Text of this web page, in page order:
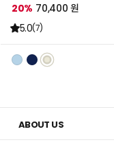
70,400 원
20%
5.0(7)
ABOUT US